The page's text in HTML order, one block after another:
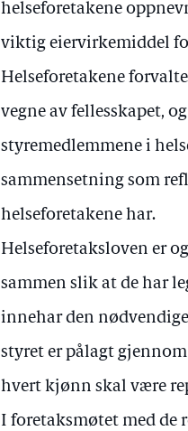
helseforetakene
viktig eiervirkemiddel
Helseforetakene
vegne av fellesskapet,
styremedlemmene i
sammensetning som
helseforetakene har.
Helseforetaksloven er
sammen slik at de har
innehar den
styret er pålagt
hvert kjønn skal være
I foretaksmøtet med de